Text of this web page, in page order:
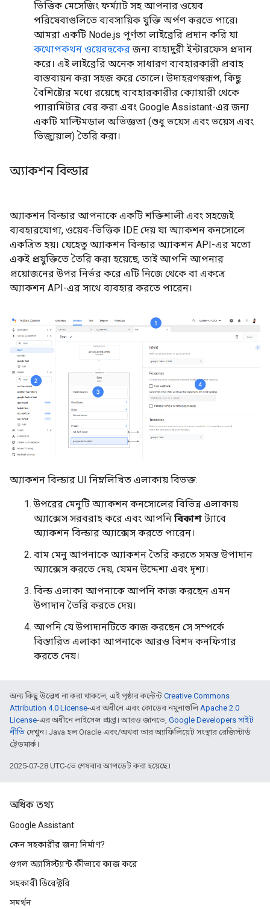
ভিত্তিক মেসেজিং ফর্ম্যাট সহ আপনার ওয়েব
পরিষেবাগুলিতে ব্যবসায়িক যুক্তি অর্পণ করতে পারে৷
আমরা একটি Node.js পূর্ণতা লাইব্রেরি প্রদান করি যা
কথোপকথন ওয়েবহুকেরজন্য বাহাদুরী ইন্টারফেস প্রদান
করে। এই লাইব্রেরি অনেক সাধারণ ব্যবহারকারী প্রবাহ
বাস্তবায়ন করা সহজ করে তোলে। উদাহরণস্বরূপ, কিছু
বৈশিষ্ট্যের মধ্যে রয়েছে ব্যবহারকারীর ক্যোয়ারী থেকে
প্যারামিটার বের করা এবং Google Assistant-এর জন্য
একটি মাল্টিমডাল অভিজ্ঞতা (শুধু ভয়েস এবং ভয়েস এবং
ভিজ্যুয়াল) তৈরি করা।
অ্যাকশন বিল্ডার
অ্যাকশন বিল্ডার আপনাকে একটি শক্তিশালী এবং সহজেই
ব্যবহারযোগ্য, ওয়েব-ভিত্তিক IDE দেয় যা অ্যাকশন কনসোলে
একত্রিত হয়। যেহেতু অ্যাকশন বিল্ডার অ্যাকশন API-এর মতো
একই প্রযুক্তিতে তৈরি করা হয়েছে, তাই আপনি আপনার
প্রয়োজনের উপর নির্ভর করে এটি নিজে থেকে বা একত্রে
অ্যাকশন API-এর সাথে ব্যবহার করতে পারেন।
অ্যাকশন বিল্ডার UI নিম্নলিখিত এলাকায় বিভক্ত:
উপরের মেনুটি অ্যাকশন কনসোলের বিভিন্ন এলাকায়
অ্যাক্সেস সরবরাহ করে এবং আপনি বিকাশ ট্যাবে
অ্যাকশন বিল্ডার অ্যাক্সেস করতে পারেন।
বাম মেনু আপনাকে অ্যাকশন তৈরি করতে সমস্ত উপাদান
অ্যাক্সেস করতে দেয়, যেমন উদ্দেশ্য এবং দৃশ্য।
বিল্ড এলাকা আপনাকে আপনি কাজ করছেন এমন
উপাদান তৈরি করতে দেয়।
আপনি যে উপাদানটিতে কাজ করছেন সে সম্পর্কে
বিস্তারিত এলাকা আপনাকে আরও বিশদ কনফিগার
করতে দেয়।
অন্য কিছু উল্লেখ না করা থাকলে, এই পৃষ্ঠার কন্টেন্ট Creative Commons
Attribution 4.0 License-এর অধীনে এবং কোডের নমুনাগুলিApache 2.0
License-এর অধীনে লাইসেন্স প্রাপ্ত। আরও জানতে, Google Developers সাইট
নীতি দেখুন। Java হল Oracle এবং/অথবা তার অ্যাফিলিয়েট সংস্থার রেজিস্টার্ড
ট্রেডমার্ক।
2025-07-28 UTC-তে শেষবার আপডেট করা হয়েছে।
অধিক তথ্য
Google Assistant
কেন সহকারীর জন্য নির্মাণ?
গুগল অ্যাসিস্ট্যান্ট কীভাবে কাজ করে
সহকারী ডিরেক্টরি
সমর্থন